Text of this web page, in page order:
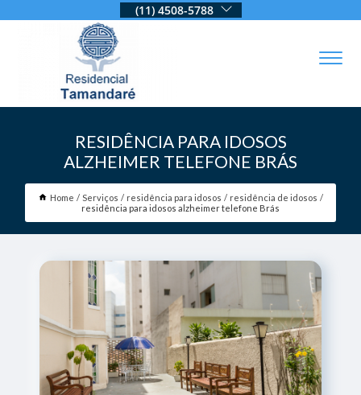
(11) 4508-5788
RESIDÊNCIA PARA IDOSOS
ALZHEIMER TELEFONE BRÁS
Home Serviços residência para idosos
residência de idosos
residência para idosos alzheimer telefone Brás